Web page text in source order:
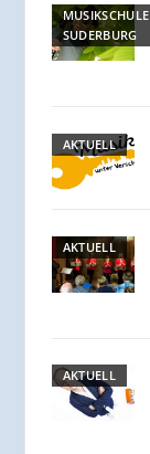
MUSIKSCHULE
SUDERBURG
AKTUELL
AKTUELL
AKTUELL